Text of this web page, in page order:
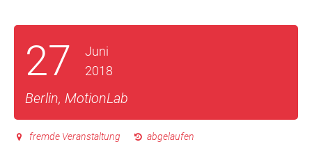
27
Juni
2018
Berlin, MotionLab
fremde Veranstaltung abgelaufen